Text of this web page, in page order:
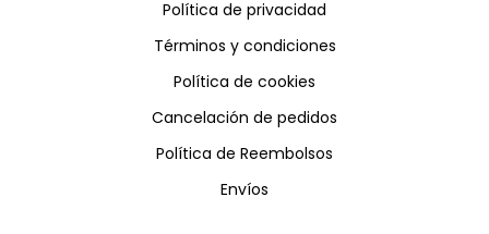
Política de privacidad
Términos y condiciones
Política de cookies
Cancelación de pedidos
Política de Reembolsos
Envíos